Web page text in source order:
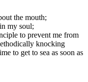
the mouth;
my soul;
to prevent me from
knocking
to get to sea as soon as